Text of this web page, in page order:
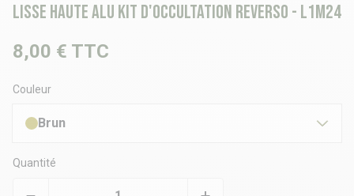
Lisse haute alu kit d'occultation REVERSO - L1m24
8,00 € TTC
Couleur
Brun
Quantité